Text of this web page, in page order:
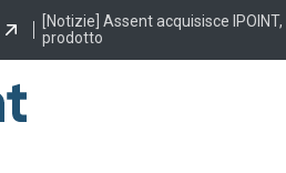
[Notizie] Assent acquisisce
prodotto